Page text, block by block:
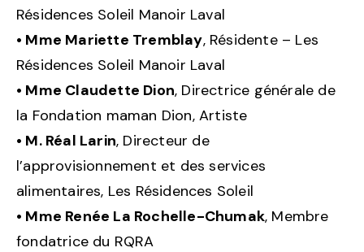
Résidences Soleil Manoir Laval
• Mme Mariette Tremblay, Résidente – Les
Résidences Soleil Manoir Laval
• Mme Claudette Dion, Directrice générale de
la Fondation maman Dion, Artiste
• M. Réal Larin, Directeur de
l’approvisionnement et des services
alimentaires, Les Résidences Soleil
• Mme Renée La Rochelle-Chumak, Membre
fondatrice du RQRA